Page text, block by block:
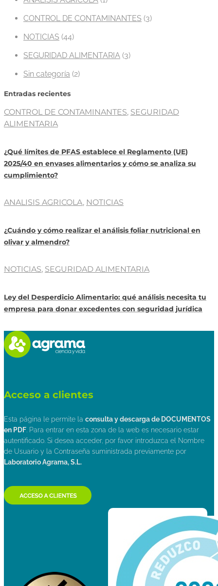
CONTROL DE CONTAMINANTES (3)
NOTICIAS (44)
SEGURIDAD ALIMENTARIA (3)
Sin categoría (2)
Entradas recientes
CONTROL DE CONTAMINANTES, SEGURIDAD
ALIMENTARIA
¿Qué límites de PFAS establece el Reglamento (UE)
2025/40 en envases alimentarios y cómo se analiza su
cumplimiento?
ANALISIS AGRICOLA, NOTICIAS
¿Cuándo y cómo realizar el análisis foliar nutricional en
olivar y almendro?
NOTICIAS, SEGURIDAD ALIMENTARIA
Ley del Desperdicio Alimentario: qué análisis necesita tu
empresa para donar excedentes con seguridad jurídica
Acceso a clientes
Esta página le permite la consulta y descarga de DOCUMENTOS
en PDF . Para entrar en esta zona de la web es necesario estar
autentificado. Si desea acceder, por favor introduzca el Nombre
de Usuario y la Contraseña suministrada previamente por
Laboratorio Agrama, S.L.